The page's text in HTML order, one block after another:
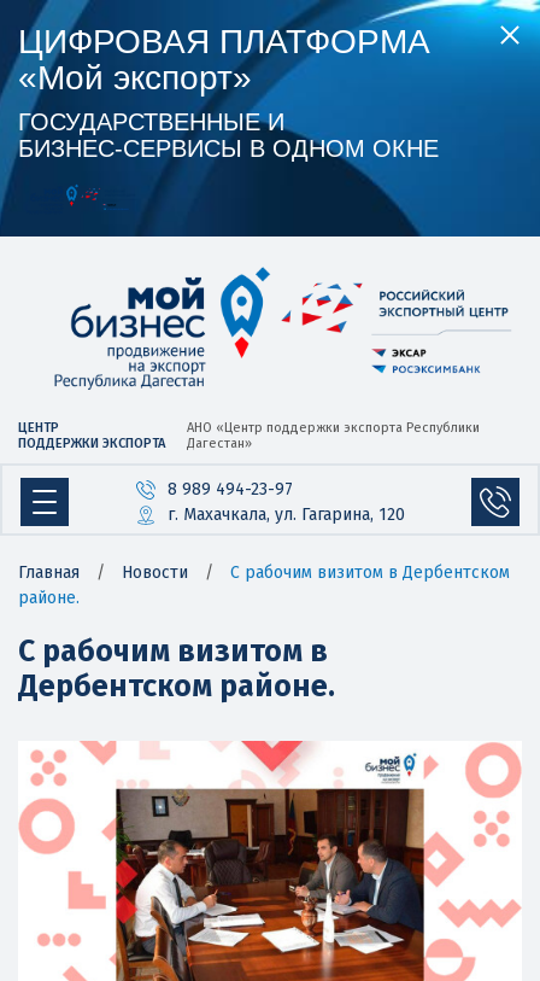
ЦИФРОВАЯ ПЛАТФОРМА
«Мой экспорт»
ГОСУДАРСТВЕННЫЕ И
БИЗНЕС‑СЕРВИСЫ В ОДНОМ ОКНЕ
ЦЕНТР
ПОДДЕРЖКИ ЭКСПОРТА
АНО «Центр поддержки экспорта Республики
Дагестан»
8 989 494-23-97
г. Махачкала, ул. Гагарина, 120
Главная / Новости /
С рабочим визитом в Дербентском
районе.
С рабочим визитом в
Дербентском районе.